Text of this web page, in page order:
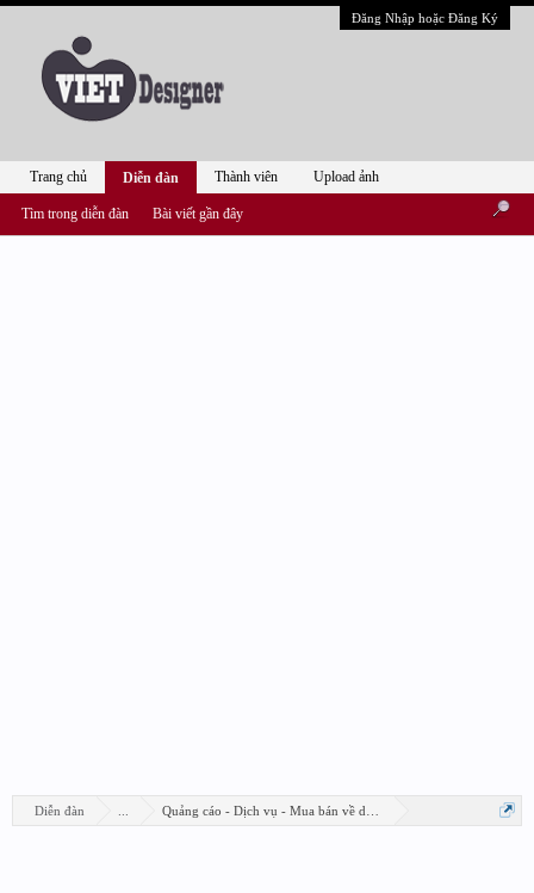
Đăng Nhập hoặc Đăng Ký
Diễn đàn Quảng cáo - Dịch vụ - Mua bán về design
Trang chủ Diễn đàn
Tìm trong diễn đàn Bài viết gần đây
Thành viên Upload ảnh